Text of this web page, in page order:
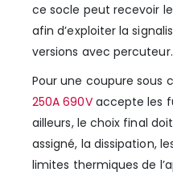
ce socle peut recevoir le
afin d’exploiter la
versions avec percuteur.
Pour une coupure sous
250A 690Vaccepte les
ailleurs, le choix final
assigné, la dissipation,
limites thermiques de